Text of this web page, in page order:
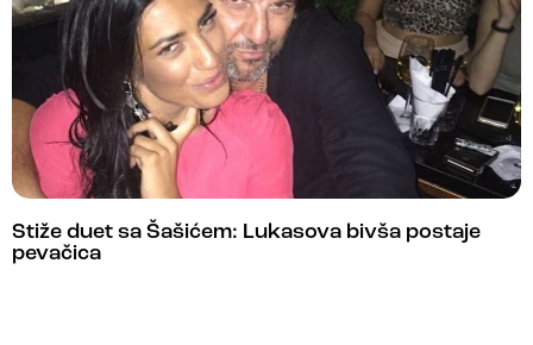
Stiže duet sa Šašićem: Lukasova bivša postaje
pevačica